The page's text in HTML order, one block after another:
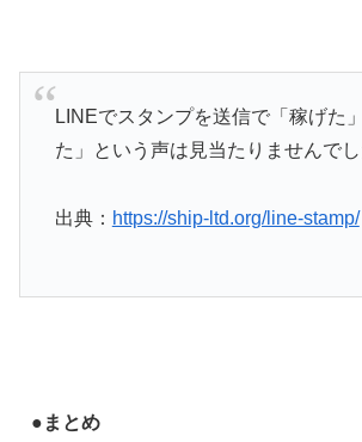
LINEでスタンプを送信で「稼げた
た」という声は見当たりませんでし
出典： https://ship-ltd.org/line-stamp/
●まとめ